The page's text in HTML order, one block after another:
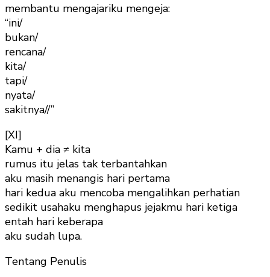
membantu mengajariku mengeja:
“ini/
bukan/
rencana/
kita/
tapi/
nyata/
sakitnya//”
[XI]
Kamu + dia ≠ kita
rumus itu jelas tak terbantahkan
aku masih menangis hari pertama
hari kedua aku mencoba mengalihkan perhatian
sedikit usahaku menghapus jejakmu hari ketiga
entah hari keberapa
aku sudah lupa.
Tentang Penulis